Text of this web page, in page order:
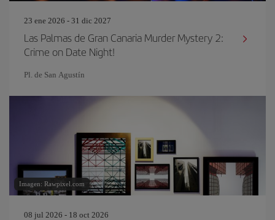
23 ene 2026 - 31 dic 2027
Las Palmas de Gran Canaria Murder Mystery 2:
Crime on Date Night!
Pl. de San Agustín
Imagen: Rawpixel.com
08 jul 2026 - 18 oct 2026